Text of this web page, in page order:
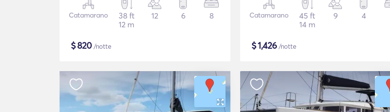
Catamarano
38 ft
12 m
12 6 8
$820 /notte
Catamarano
45 ft
14 m
9 4
$1,426/notte